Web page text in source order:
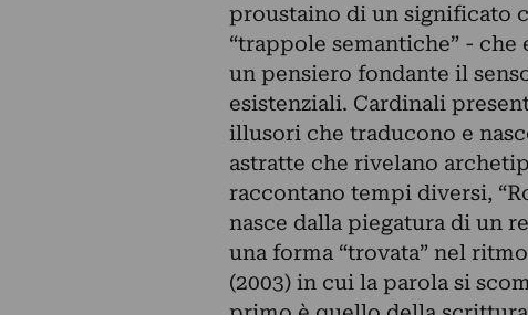
proustaino di un significato
“trappole semantiche” -
un pensiero fondante il
esistenziali. Cardinali
illusori che traducono e
astratte che rivelano
raccontano tempi diversi,
nasce dalla piegatura di un
una forma “trovata” nel
(2003) in cui la parola si